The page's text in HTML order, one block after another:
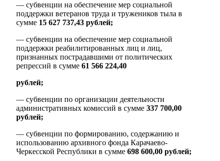
— субвенции на обеспечение мер социальной
поддержки ветеранов труда и тружеников тыла в
сумме 15 627 737,43 рублей;
— субвенции на обеспечение мер социальной
поддержки реабилитированных лиц и лиц,
признанных пострадавшими от политических
репрессий в сумме 61 566 224,40
рублей;
— субвенции по организации деятельности
административных комиссий в сумме 337 700,00
рублей;
— субвенции по формированию, содержанию и
использованию архивного фонда Карачаево-
Черкесской Республики в сумме 698 600,00 рублей;